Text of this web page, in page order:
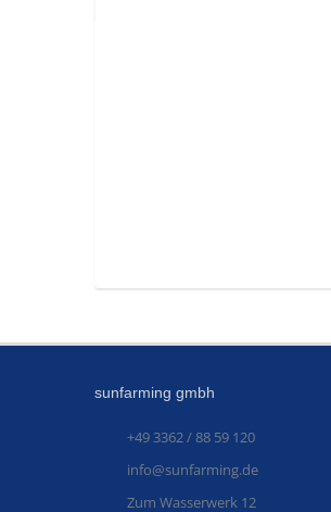
sunfarming gmbh
+49 3362 / 88 59 120
info@sunfarming.de
Zum Wasserwerk 12